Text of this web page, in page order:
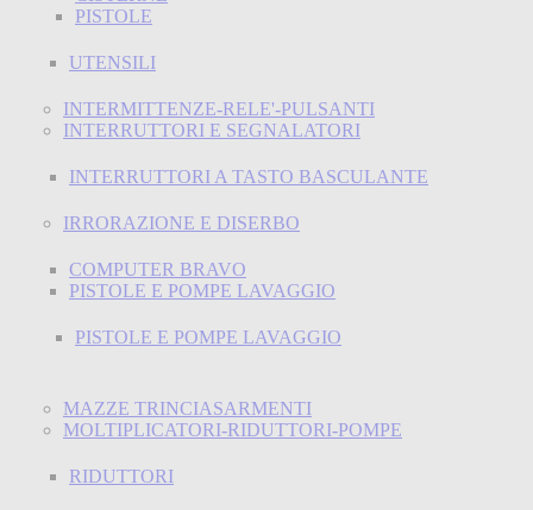
PISTOLE
UTENSILI
INTERMITTENZE-RELE'-PULSANTI
INTERRUTTORI E SEGNALATORI
INTERRUTTORI A TASTO BASCULANTE
IRRORAZIONE E DISERBO
COMPUTER BRAVO
PISTOLE E POMPE LAVAGGIO
PISTOLE E POMPE LAVAGGIO
MAZZE TRINCIASARMENTI
MOLTIPLICATORI-RIDUTTORI-POMPE
RIDUTTORI